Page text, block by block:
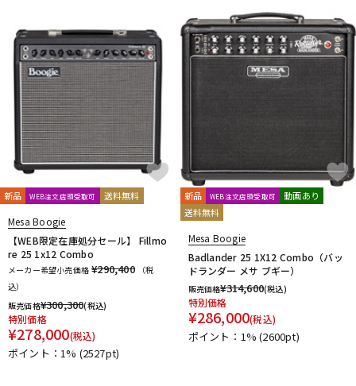
ドラム パーカッション
キーボード 電子ピアノ
管楽器 その他楽器
DJ機器 DTM
DTM オンライン納品 レコーディング機器
新品 WEB注文店頭受取可 送料無料
Mesa Boogie
【WEB限定在庫処分セール】 Fillmo
re 25 1x12 Combo
メーカー希望小売価格 ¥290,400
（税
込）
販売価格¥300,300(税込)
特別価格
¥278,000(税込)
ポイント：1% (2527pt)
新品 WEB注文店頭受取可
動画あり
送料無料
Mesa Boogie
Badlander 25 1X12 Combo（バッ
ドランダー メサ ブギー）
販売価格¥314,600(税込)
特別価格
¥286,000(税込)
ポイント：1%(2600pt)